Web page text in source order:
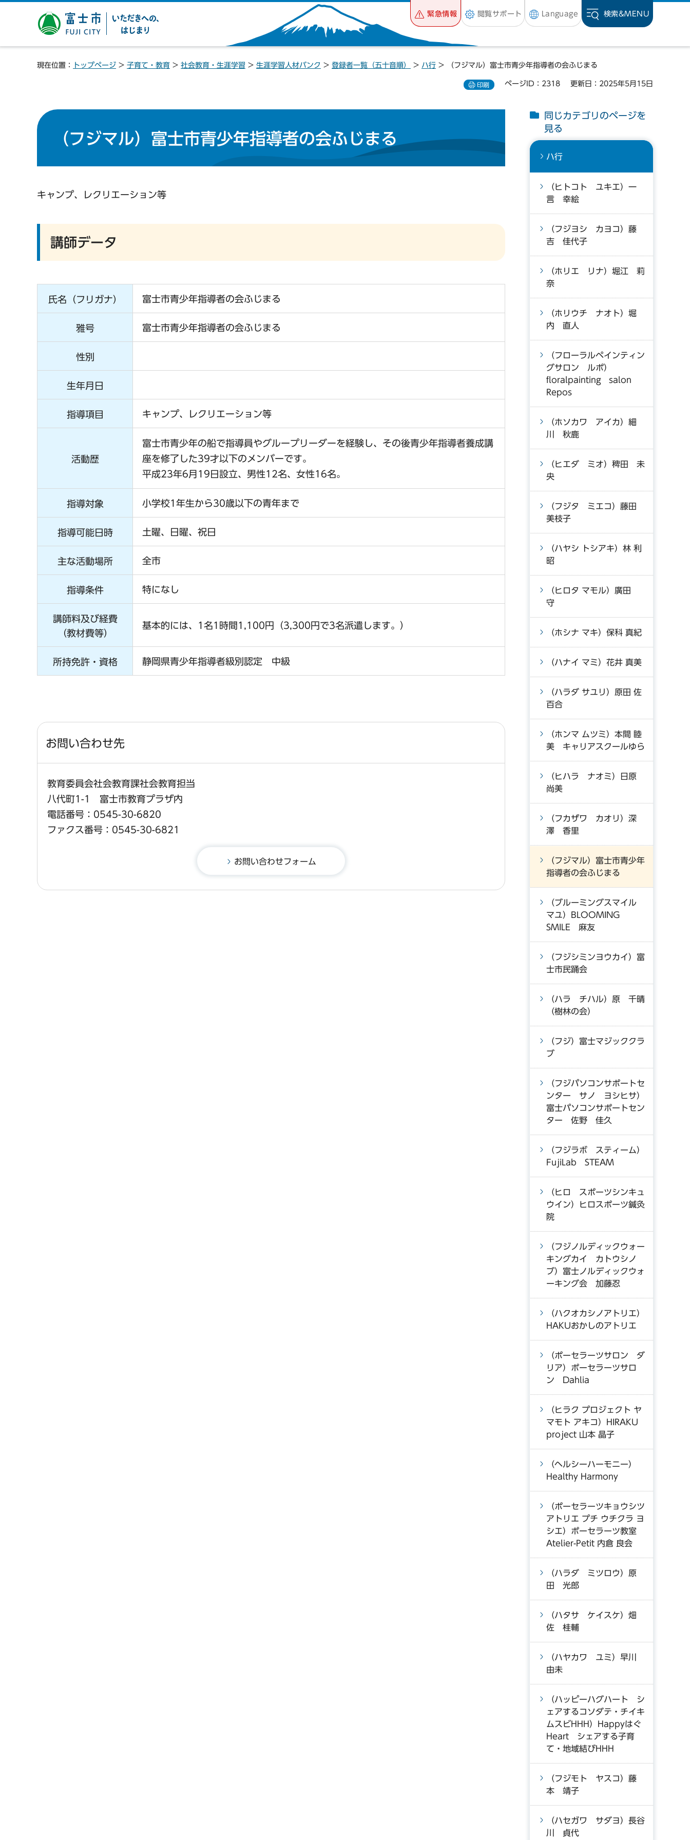
富士市 いただきへの、は
じまり
緊急情報 閲覧サポート Language 検索&MENU
現在位置： トップページ > 子育て・教育 > 社会教育・生涯学習 > 生涯学習人材バンク > 登録者一覧（五十音順） > ハ行 > （フジマル）富士市青少年指導者の会ふじまる
印刷 ページID：2318 更新日：2025年5月15日
（フジマル）富士市青少年指導者の会ふじまる
キャンプ、レクリエーション等
講師データ
氏名（フリガナ） 富士市青少年指導者の会ふじまる
雅号 富士市青少年指導者の会ふじまる
性別
生年月日
指導項目 キャンプ、レクリエーション等
活動歴
富士市青少年の船で指導員やグループリーダーを経験し、その後青少年指導者養成講
座を修了した39才以下のメンバーです。
平成23年6月19日設立、男性12名、女性16名。
指導対象 小学校1年生から30歳以下の青年まで
指導可能日時 土曜、日曜、祝日
主な活動場所 全市
指導条件 特になし
講師料及び経費
（教材費等）
基本的には、1名1時間1,100円（3,300円で3名派遣します。）
所持免許・資格 静岡県青少年指導者級別認定 中級
お問い合わせ先
教育委員会社会教育課社会教育担当
八代町1-1 富士市教育プラザ内
電話番号：0545-30-6820
ファクス番号：0545-30-6821
同じカテゴリのページを
見る
ハ行
（ヒトコト ユキエ）一
言 幸絵
（フジヨシ カヨコ）藤
吉 佳代子
（ホリエ リナ）堀江 莉
奈
（ホリウチ ナオト）堀
内 直人
（フローラルペインティン
グサロン ルポ）
floralpainting salon
Repos
（ホソカワ アイカ）細
川 秋鹿
（ヒエダ ミオ）稗田 未
央
（フジタ ミエコ）藤田
美枝子
（ハヤシ トシアキ）林 利
昭
（ヒロタ マモル）廣田
守
（ホシナ マキ）保科 真紀
（ハナイ マミ）花井 真美
（ハラダ サユリ）原田 佐
百合
（ホンマ ムツミ）本間 睦
美 キャリアスクールゆら
（ヒハラ ナオミ）日原
尚美
（フカザワ カオリ）深
澤 香里
（フジマル）富士市青少年
指導者の会ふじまる
（ブルーミングスマイル
マユ）BLOOMING
SMILE 麻友
（フジシミンヨウカイ）富
士市民踊会
（ハラ チハル）原 千晴
（樹林の会）
（フジ）富士マジッククラ
ブ
（フジパソコンサポートセ
ンター サノ ヨシヒサ）
富士パソコンサポートセン
ター 佐野 佳久
（フジラボ スティーム）
FujiLab STEAM
（ヒロ スポーツシンキュ
ウイン）ヒロスポーツ鍼灸
院
（フジノルディックウォー
キングカイ カトウシノ
ブ）富士ノルディックウォ
ーキング会 加藤忍
（ハクオカシノアトリエ）
HAKUおかしのアトリエ
（ポーセラーツサロン ダ
リア）ポーセラーツサロ
ン Dahlia
（ヒラク プロジェクト ヤ
マモト アキコ）HIRAKU
project 山本 晶子
（ヘルシーハーモニー）
Healthy Harmony
（ポーセラーツキョウシツ
アトリエ プチ ウチクラ ヨ
シエ）ポーセラーツ教室
Atelier-Petit 内倉 良会
（ハラダ ミツロウ）原
田 光郎
（ハタサ ケイスケ）畑
佐 桂輔
（ハヤカワ ユミ）早川
由未
（ハッピーハグハート シ
ェアするコソダテ・チイキ
ムスビHHH）Happyはぐ
Heart シェアする子育
て・地域結びHHH
（フジモト ヤスコ）藤
本 靖子
（ハセガワ サダヨ）長谷
川 貞代